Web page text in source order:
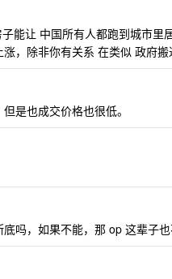
能让 中国所有人都跑到城市里
，除非你有关系 在类似 政府搬
是也成交价格也很低。
吗，如果不能，那 op 这辈子也